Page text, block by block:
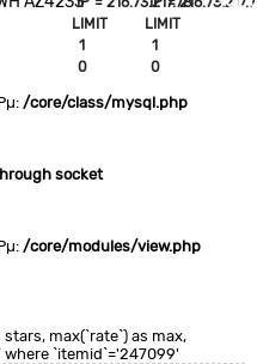
LIMIT
1
0
LIMIT
1
0
/core/class/mysql.php
socket
/core/modules/view.php
max(`rate`) as max,
`itemid`='247099'